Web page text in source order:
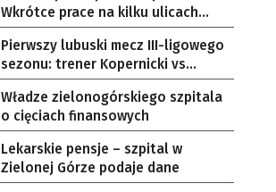
Wkrótce prace na kilku ulicach
Gorzowa
Pierwszy lubuski mecz III-ligowego
sezonu: trener Kopernicki vs
starzy znajomi
Władze zielonogórskiego szpitala
o cięciach finansowych
Lekarskie pensje – szpital w
Zielonej Górze podaje dane